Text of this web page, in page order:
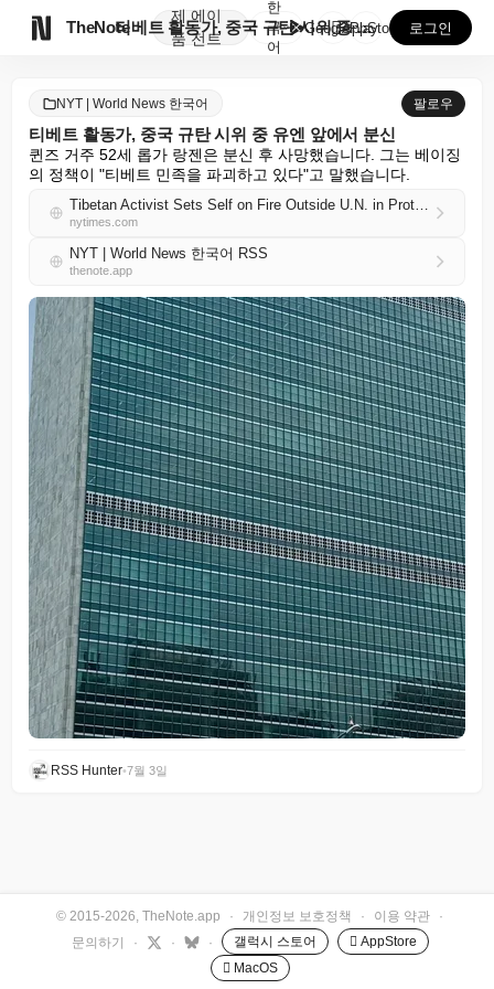
TheNote
제
품
에이
전트
티베트 활동가, 중국 규탄 시위 중 유엔 앞에서 분신
한
국
어
GooglePlay
AppStore 로그인
NYT | World News 한국어 팔로우
티베트 활동가, 중국 규탄 시위 중 유엔 앞에서 분신
퀸즈 거주 52세 롭가 랑젠은 분신 후 사망했습니다. 그는 베이징
의 정책이 "티베트 민족을 파괴하고 있다"고 말했습니다.
Tibetan Activist Sets Self on Fire Outside U.N. in Protest Against China
nytimes.com
NYT | World News 한국어 RSS
thenote.app
RSS Hunter•7월 3일
© 2015-2026, TheNote.app · 개인정보 보호정책 · 이용 약관
·
문의하기
· · · 갤럭시 스토어
 AppStore
 MacOS